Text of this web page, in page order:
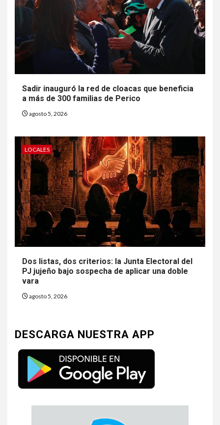
Sadir inauguró la red de cloacas que beneficia
a más de 300 familias de Perico
agosto 5, 2026
LOCALES
Dos listas, dos criterios: la Junta Electoral del
PJ jujeño bajo sospecha de aplicar una doble
vara
agosto 5, 2026
DESCARGA NUESTRA APP